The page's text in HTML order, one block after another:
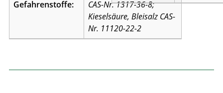
Gefahrenstoffe:
CAS-Nr. 1317-36-8;
Kieselsäure, Bleisalz CAS-
Nr. 11120-22-2